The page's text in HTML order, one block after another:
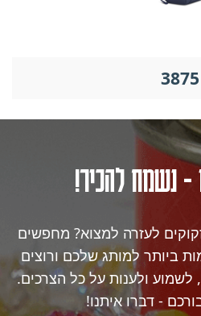
3875
- נשמח להכיר!
לעזרה למצוא? מחפשים
ביותר למותג שלכם ורוצים
לשמוע ולענות על כל הצרכים.
- דברו איתנו!